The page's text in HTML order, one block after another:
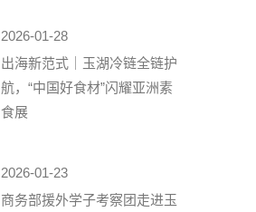
2026-01-28
出海新范式｜玉湖冷链全链护
航，“中国好食材”闪耀亚洲素
食展
2026-01-23
商务部援外学子考察团走进玉